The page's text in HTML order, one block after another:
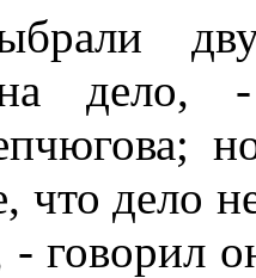
дело,
что дело
- говорил